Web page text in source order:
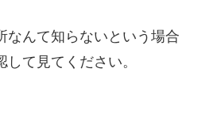
なんて知らないという場合
て見てください。